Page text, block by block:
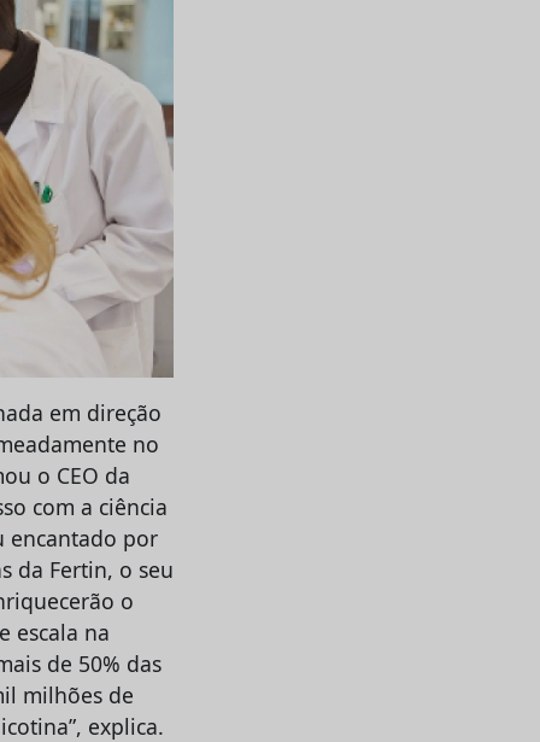
em direção
no
o CEO da
com a ciência
encantado por
da Fertin, o seu
o
escala na
de 50% das
milhões de
explica.